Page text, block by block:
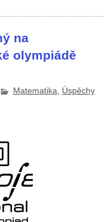
na
olympiádě
Matematika, Úspěchy